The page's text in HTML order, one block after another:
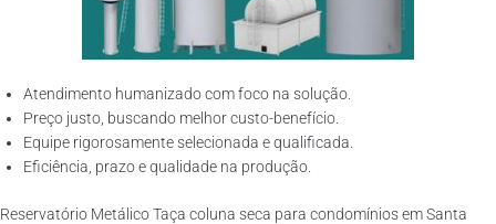
Atendimento humanizado com foco na solução.
Preço justo, buscando melhor custo-benefício.
Equipe rigorosamente selecionada e qualificada.
Eficiência, prazo e qualidade na produção.
Reservatório Metálico Taça coluna seca para condomínios em Santa